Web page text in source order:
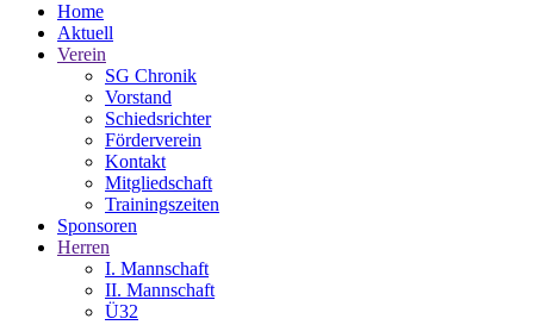
Home
Aktuell
Verein
SG Chronik
Vorstand
Schiedsrichter
Förderverein
Kontakt
Mitgliedschaft
Trainingszeiten
Sponsoren
Herren
I. Mannschaft
II. Mannschaft
Ü32